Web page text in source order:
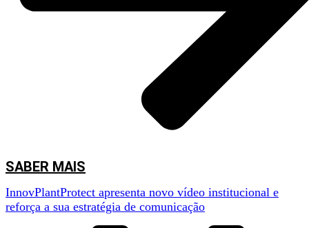
SABER MAIS
InnovPlantProtect apresenta novo vídeo institucional e
reforça a sua estratégia de comunicação